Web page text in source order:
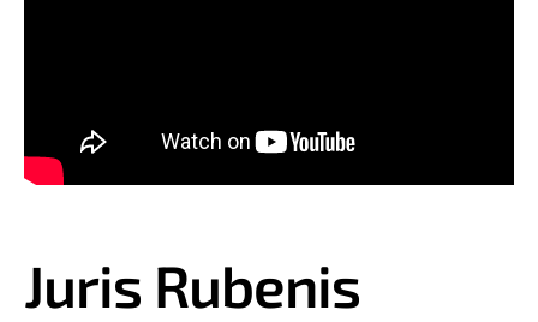
Juris Rubenis